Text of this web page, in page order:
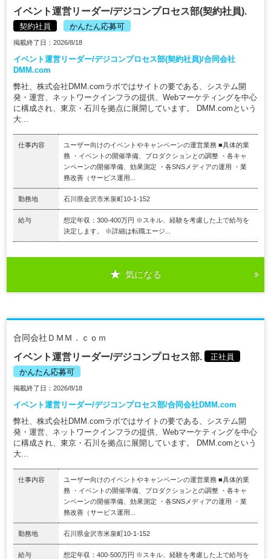
イベント運営リーダー/デジコンプロセス部(契約社員).
契約社員 かんたん応募可
掲載終了日：2026/8/18
イベント運営リーダー/デジコンプロセス部(契約社員)/合同会社
DMM.com
弊社、株式会社DMM.comラボではサイトの要である、システム開
発・運営、ネットワークインフラの提供、Webマーケティングを中心
に構成され、東京・石川を拠点に展開しています。 DMM.comという
大...
仕事内容
ユーザー向けのイベントやキャンペーンの運営業務 ■具体的業
務 ・イベントの開催準備、プロダクションとの調整 ・各キャ
ンペーンの開催準備、効果測定 ・各SNSメディアの運用 ・業
務改善（サービス運用...
勤務地 石川県金沢市米泉町10-1-152
給与
想定年収：300-400万円 ※スキル、経験を考慮した上で給与を
決定します。 ※詳細は転職エージ...
気になる
合同会社ＤＭＭ．ｃｏｍ
イベント運営リーダー/デジコンプロセス部.
正社員
かんたん応募可
掲載終了日：2026/8/18
イベント運営リーダー/デジコンプロセス部/合同会社DMM.com
弊社、株式会社DMM.comラボではサイトの要である、システム開
発・運営、ネットワークインフラの提供、Webマーケティングを中心
に構成され、東京・石川を拠点に展開しています。 DMM.comという
大...
仕事内容
ユーザー向けのイベントやキャンペーンの運営業務 ■具体的業
務 ・イベントの開催準備、プロダクションとの調整 ・各キャ
ンペーンの開催準備、効果測定 ・各SNSメディアの運用 ・業
務改善（サービス運用...
勤務地 石川県金沢市米泉町10-1-152
給与
想定年収：400-500万円 ※スキル、経験を考慮した上で給与を